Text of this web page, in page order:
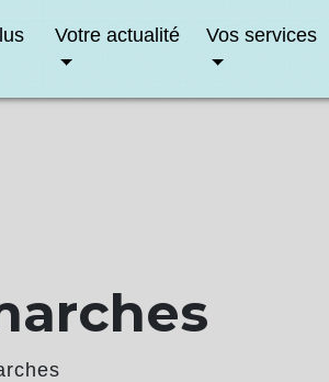
Votre actualité Vos services